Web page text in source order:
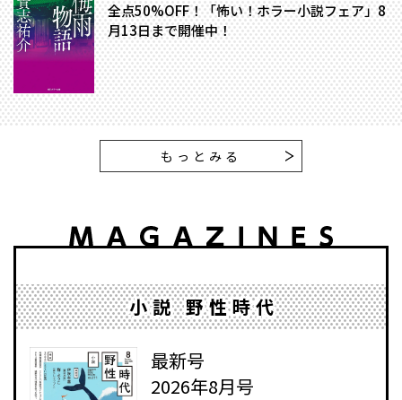
全点50%OFF！「怖い！ホラー小説フェア」8
月13日まで開催中！
もっとみる
小説 野性時代
最新号
2026年8月号